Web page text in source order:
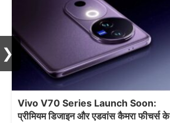
Vivo V70 Series Launch Soon:
प्रीमियम डिजाइन और एडवांस कैमरा फीचर्स के
❯